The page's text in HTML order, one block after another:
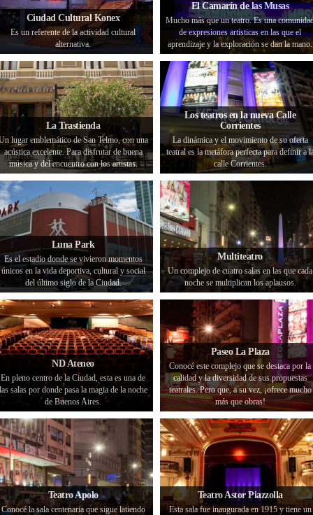
Ciudad Cultural Konex
Es un referente de la actividad cultural
alternativa.
El Camarín de las Musas
Mucho más que un teatro. Es una
de expresiones artísticas en las que el
aprendizaje y la exploración se dan la mano.
La Trastienda
lugar emblemático de San Telmo, con una
acústica excelente. Para disfrutar de buena
música y del encuentro con los artistas.
Los teatros en la nueva Calle
Corrientes
La dinámica y el movimiento de su oferta
teatral es la metáfora perfecta para definir a
calle Corrientes.
Luna Park
Es el estadio donde se vivieron momentos
únicos en la vida deportiva, cultural y social
del último siglo de la Ciudad.
Multiteatro
Un complejo de cuatro salas en las que cada
noche se multiplican los aplausos.
ND Ateneo
En pleno centro de la Ciudad, esta es una de
salas por donde pasa la magia de la noche
de Buenos Aires.
Paseo La Plaza
Conocé este complejo que se destaca por la
calidad y la diversidad de sus propuestas
teatrales. Pero que, a su vez, ¡ofrece mucho
más que obras!
Teatro Apolo
Conocé la sala centenaria que sigue latiendo
Teatro Astor Piazzolla
Esta sala fue inaugurada en 1915 y tiene un